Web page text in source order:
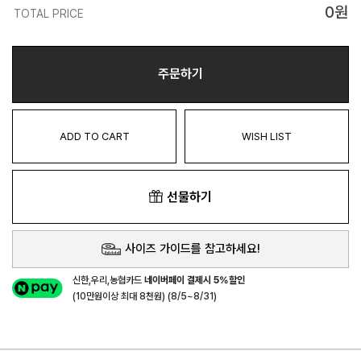
TOTAL PRICE 0원
주문하기
ADD TO CART WISH LIST
선물하기
사이즈 가이드를 참고하세요!
신한,우리,농협카드네이버페이 결제시 5%할인
(10만원이상 최대 8천원) (8/5~8/31)